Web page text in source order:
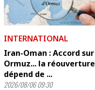
INTERNATIONAL
Iran-Oman : Accord sur
Ormuz... la réouverture
dépend de ...
2026/08/06 09:30